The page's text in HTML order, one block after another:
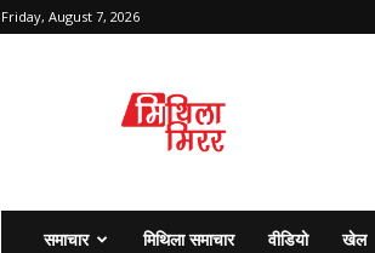
Friday, August 7, 2026
समाचार मिथिला समाचार वीडियो खेल